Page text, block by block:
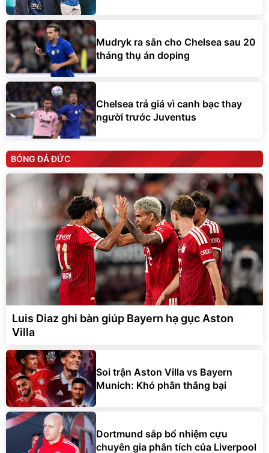
Mudryk ra sân cho Chelsea sau 20
tháng thụ án doping
Chelsea trả giá vì canh bạc thay
người trước Juventus
BÓNG ĐÁ ĐỨC
Luis Diaz ghi bàn giúp Bayern hạ gục Aston
Villa
Soi trận Aston Villa vs Bayern
Munich: Khó phân thắng bại
Dortmund sắp bổ nhiệm cựu
chuyên gia phân tích của Liverpool